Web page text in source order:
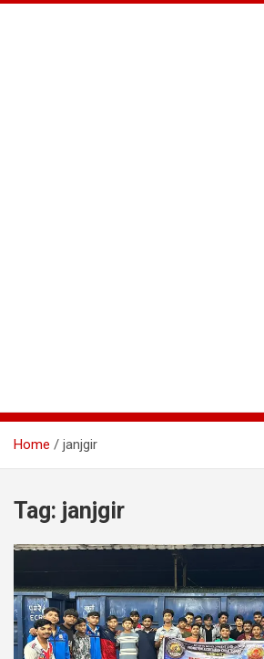
Home janjgir
Tag: janjgir